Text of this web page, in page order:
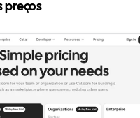
preços